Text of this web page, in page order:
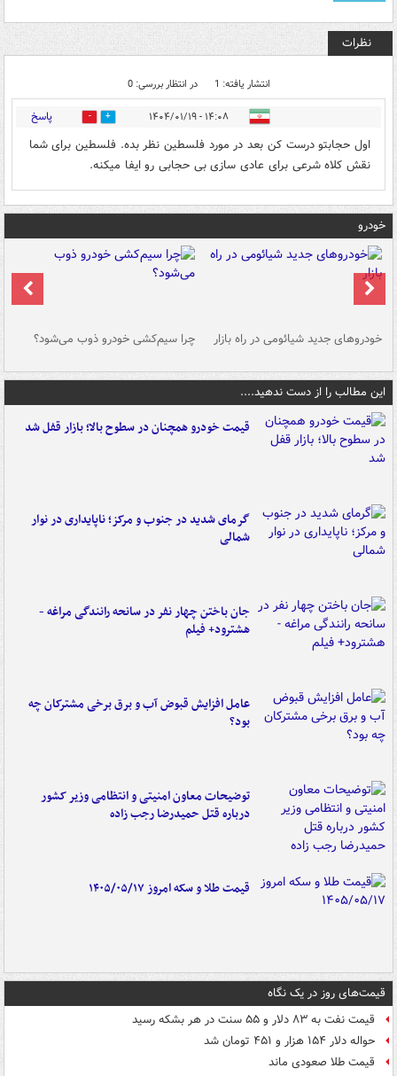
نظرات
انتشار یافته: 1 در انتظار بررسی: 0
۱۴:۰۸ - ۱۴۰۴/۰۱/۱۹ 0 پاسخ
اول حجابتو درست کن بعد در مورد فلسطین نظر بده. فلسطین برای شما
نقش کلاه شرعی برای عادی سازی بی حجابی رو ایفا میکنه.
خودرو
خودروهای جدید شیائومی در راه بازار چرا سیم‌کشی خودرو ذوب می‌شود؟
این مطالب را از دست ندهید....
قیمت خودرو همچنان در سطوح بالا؛ بازار قفل شد
گرمای شدید در جنوب و مرکز؛ ناپایداری در نوار
شمالی
جان باختن چهار نفر در سانحه رانندگی مراغه -
هشترود+ فیلم
عامل افزایش قبوض آب و برق برخی مشترکان چه
بود؟
توضیحات معاون امنیتی و انتظامی وزیر کشور
درباره قتل حمیدرضا رجب زاده
قیمت طلا و سکه امروز ۱۴۰۵/۰۵/۱۷
قیمت‌های روز در یک نگاه
قیمت نفت به ۸۳ دلار و ۵۵ سنت در هر بشکه رسید
حواله دلار ۱۵۴ هزار و ۴۵۱ تومان شد
قیمت طلا صعودی ماند